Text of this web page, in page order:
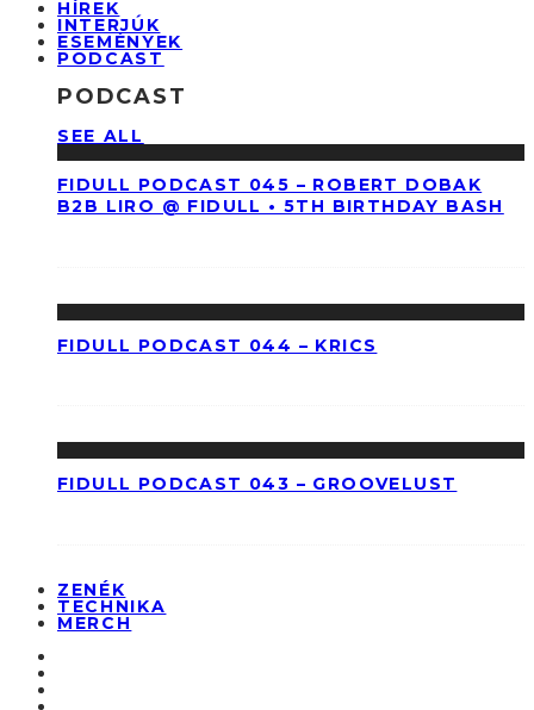
HÍREK
INTERJÚK
ESEMÉNYEK
PODCAST
PODCAST
SEE ALL
FIDULL PODCAST 045 – ROBERT DOBAK
B2B LIRO @ FIDULL • 5TH BIRTHDAY BASH
FIDULL PODCAST 044 – KRICS
FIDULL PODCAST 043 – GROOVELUST
ZENÉK
TECHNIKA
MERCH